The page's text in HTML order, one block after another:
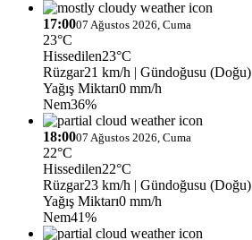
17:0007 Ağustos 2026, Cuma
23°C
Hissedilen23°C
Rüzgar21 km/h | Gündoğusu (Doğu)
Yağış Miktarı0 mm/h
Nem36%
18:0007 Ağustos 2026, Cuma
22°C
Hissedilen22°C
Rüzgar23 km/h | Gündoğusu (Doğu)
Yağış Miktarı0 mm/h
Nem41%